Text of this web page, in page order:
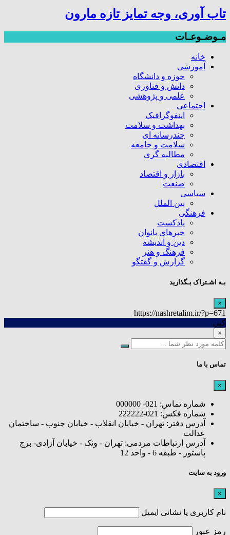
تاب آوری، وجه تمایز تازه مارون
مـوضـوعـات
خانه
آموزشی
حوزه و دانشگاه
دانش و فناوری
علمی و پژوهشی
اجتماعی
اینفوگرافیک
بهداشت و سلامت
چندرسانه ای
سلامت و جامعه
مطالبه گری
اقتصادی
بازار و اقتصاد
صنعت
سیاسی
بین الملل
فرهنگی
پادکست
خبرهای بانوان
دین و اندیشه
فرهنگ و هنر
گزارش و گفتگو
بـه اشـتراک بـگذارید
×
https://nashretalim.ir/?p=671
کپی
×
تماس با ما
×
شماره تماس: 021- 000000
شماره فکس: 021-222222
آدرس دفتر: تهران - خیابان انقلاب - خیابان جنوب - ساختمان
عدالت
آدرس ارتباطات مردمی: تهران - ونک - خیابان آزادی- برج
پاستور - طبقه 6 - واحد 12
ورود به سایت
×
نام کاربری یا نشانی ایمیل
رمز عبور